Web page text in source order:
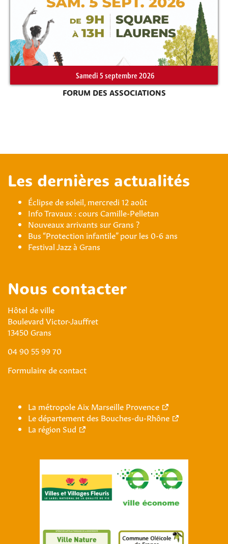
Samedi 5 septembre 2026
FORUM DES ASSOCIATIONS
Les dernières actualités
Éclipse de soleil, mercredi 12 août
Info Travaux : cours Camille-Pelletan
Nouveaux arrivants sur Grans ?
Bus “Protection infantile” pour les 0-6 ans
Festival Jazz à Grans
Nous contacter
Hôtel de ville
Boulevard Victor-Jauffret
13450 Grans
04 90 55 99 70
Formulaire de contact
La métropole Aix Marseille Provence
Le département des Bouches-du-Rhône
La région Sud